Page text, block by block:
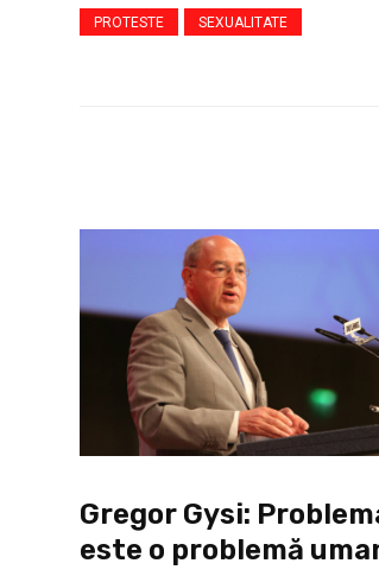
PROTESTE SEXUALITATE
Gregor Gysi:
este o problemă